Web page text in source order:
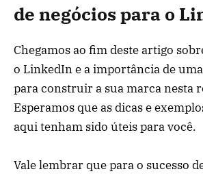
de negócios para o
Chegamos ao fim deste artigo
o LinkedIn e a importância de
para construir a sua marca nesta
Esperamos que as dicas e
aqui tenham sido úteis para você.
Vale lembrar que para o sucesso